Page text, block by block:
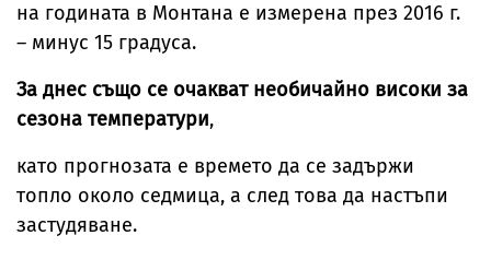
на годината в Монтана е измерена през 2016 г.
– минус 15 градуса.
За днес също се очакват необичайно високи за
сезона температури,
като прогнозата е времето да се задържи
топло около седмица, а след това да настъпи
застудяване.